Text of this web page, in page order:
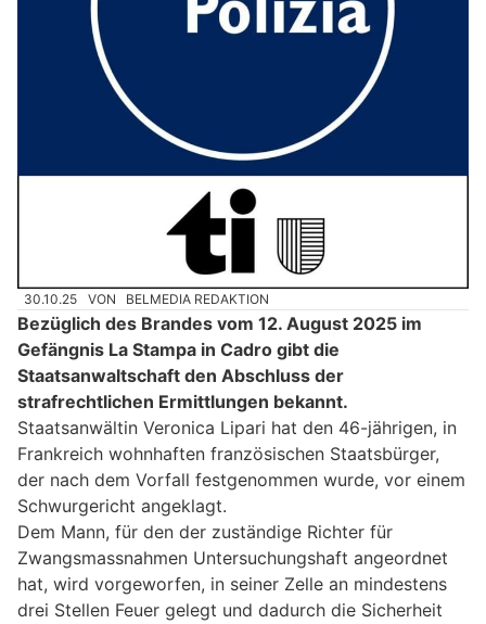
30.10.25 VON BELMEDIA REDAKTION
Bezüglich des Brandes vom 12. August 2025 im
Gefängnis La Stampa in Cadro gibt die
Staatsanwaltschaft den Abschluss der
strafrechtlichen Ermittlungen bekannt.
Staatsanwältin Veronica Lipari hat den 46-jährigen, in
Frankreich wohnhaften französischen Staatsbürger,
der nach dem Vorfall festgenommen wurde, vor einem
Schwurgericht angeklagt.
Dem Mann, für den der zuständige Richter für
Zwangsmassnahmen Untersuchungshaft angeordnet
hat, wird vorgeworfen, in seiner Zelle an mindestens
drei Stellen Feuer gelegt und dadurch die Sicherheit